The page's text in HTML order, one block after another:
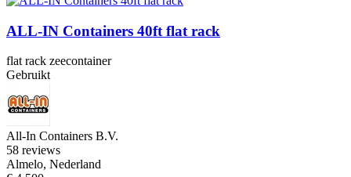
ALL-IN Containers 40ft flat rack
flat rack zeecontainer
Gebruikt
All-In Containers B.V.
58 reviews
Almelo, Nederland